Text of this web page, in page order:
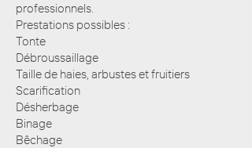
professionnels.
Prestations possibles :
Tonte
Débroussaillage
Taille de haies, arbustes et fruitiers
Scarification
Désherbage
Binage
Bêchage